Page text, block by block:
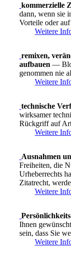
kommerzielle
dann, wenn sie
Vorteile oder
Weitere
remixen,
aufbauen —
genommen nie
Weitere
technische
wirksamer
Rückgriff auf
Weitere
Ausnahmen
Freiheiten, die
Urheberrechts
Zitatrecht,
Weitere
Ihnen
sein, dass Sie
Weitere